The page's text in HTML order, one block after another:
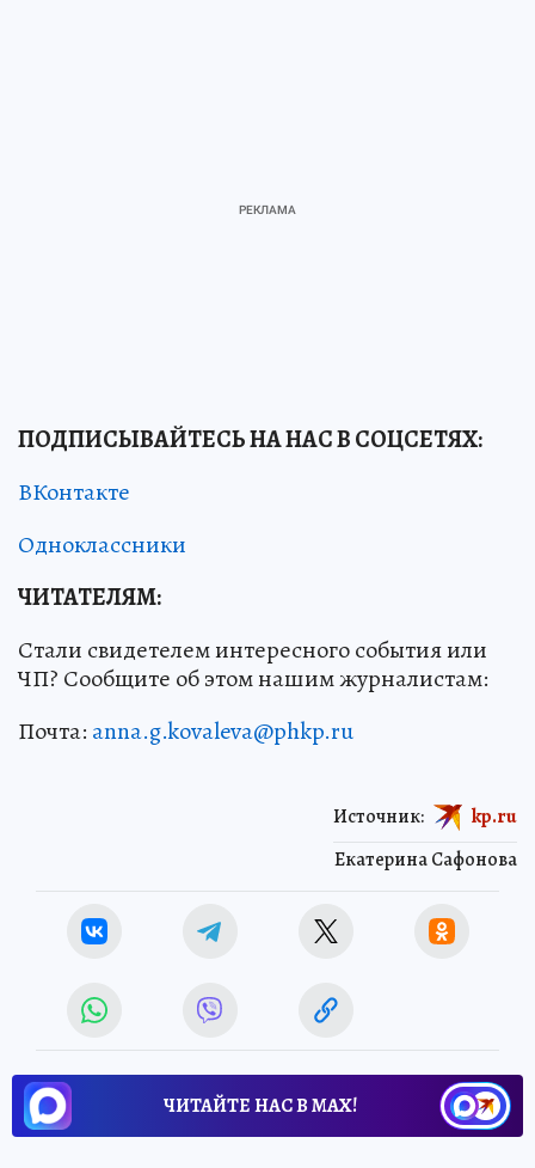
ПОДПИСЫВАЙТЕСЬ НА НАС В СОЦСЕТЯХ:
ВКонтакте
Одноклассники
ЧИТАТЕЛЯМ:
Стали свидетелем интересного события или
ЧП? Сообщите об этом нашим журналистам:
Почта: anna.g.kovaleva@phkp.ru
Екатерина Сафонова
Источник: kp.ru
ЧИТАЙТЕ НАС В МАХ!